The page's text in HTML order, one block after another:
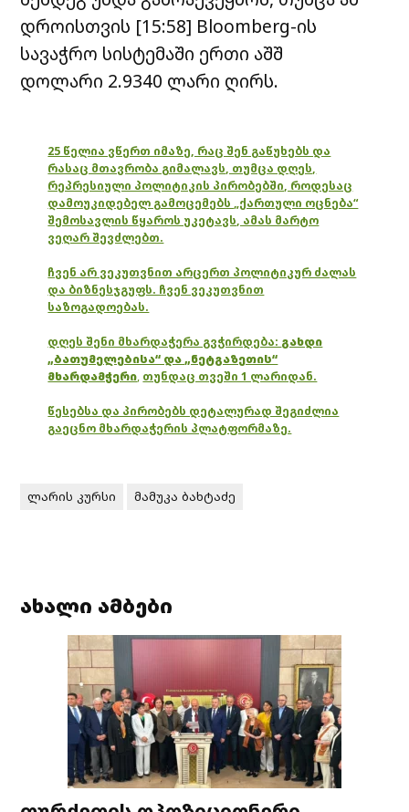
დროისთვის [15:58] Bloomberg-ის
სავაჭრო სისტემაში ერთი აშშ
დოლარი 2.9340 ლარი ღირს.
25 წელია ვწერთ იმაზე, რაც შენ გაწუხებს და
რასაც მთავრობა გიმალავს, თუმცა დღეს,
რეპრესიული პოლიტიკის პირობებში, როდესაც
დამოუკიდებელ გამოცემებს „ქართული ოცნება“
შემოსავლის წყაროს უკეტავს, ამას მარტო
ვეღარ შევძლებთ.
ჩვენ არ ვეკუთვნით არცერთ პოლიტიკურ ძალას
და ბიზნესჯგუფს. ჩვენ ვეკუთვნით
საზოგადოებას.
დღეს შენი მხარდაჭერა გვჭირდება: გახდი
„ბათუმელებისა“ და „ნეტგაზეთის“
მხარდამჭერი, თუნდაც თვეში 1 ლარიდან.
წესებსა და პირობებს დეტალურად შეგიძლია
გაეცნო მხარდაჭერის პლატფორმაზე.
ლარის კურსი მამუკა ბახტაძე
ახალი ამბები